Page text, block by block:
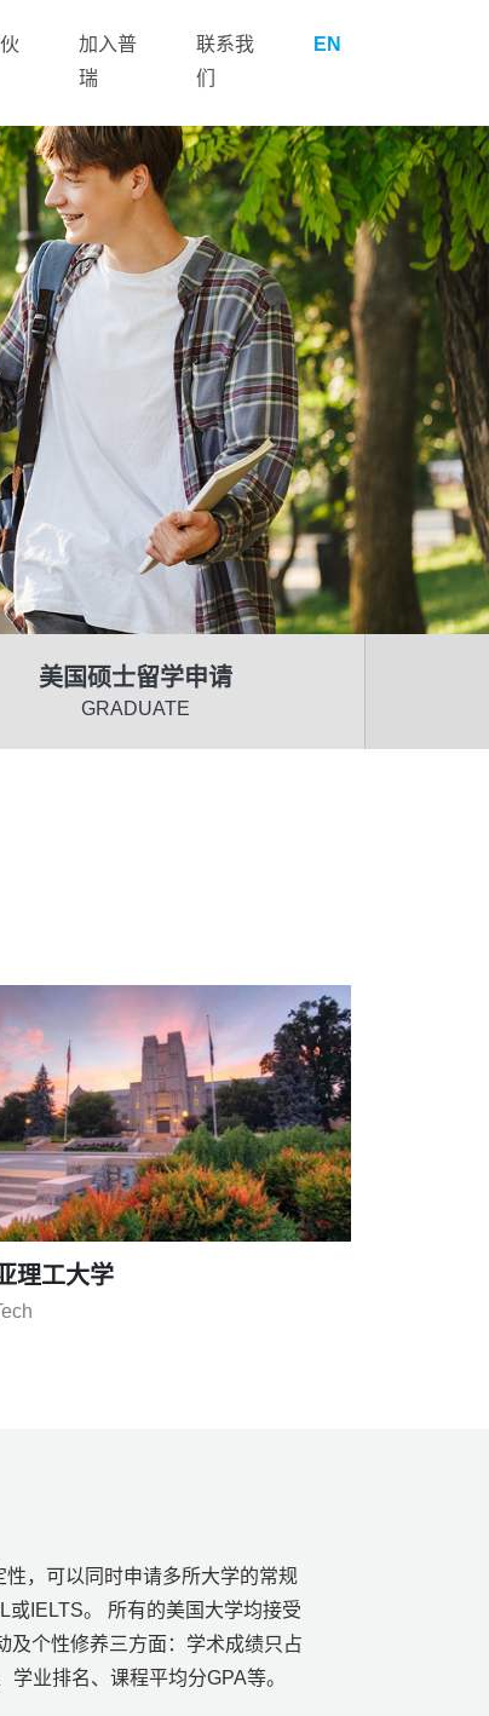
加入普
瑞
联系我
们
EN
美国硕士留学申请
GRADUATE
学
of Delaware
，可以同时申请多所大学的常规
IELTS。 所有的美国大学均接受
及个性修养三方面：学术成绩只占
业排名、课程平均分GPA等。